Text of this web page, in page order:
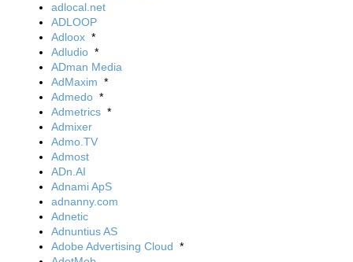
adlocal.net
ADLOOP
Adloox *
Adludio *
ADman Media
AdMaxim *
Admedo *
Admetrics *
Admixer
Admo.TV
Admost
ADn.AI
Adnami ApS
adnanny.com
Adnetic
Adnuntius AS
Adobe Advertising Cloud *